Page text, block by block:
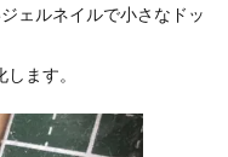
ェルネイルで小さなドッ
ます。